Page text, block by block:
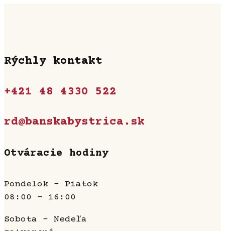
Rýchly kontakt
+421 48 4330 522
rd@banskabystrica.sk
Otváracie hodiny
Pondelok - Piatok
08:00 - 16:00
Sobota - Nedeľa